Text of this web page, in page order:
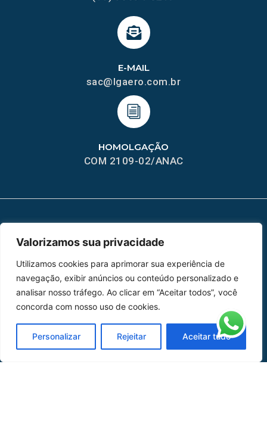
Valorizamos sua privacidade
Utilizamos cookies para aprimorar sua experiência de
navegação, exibir anúncios ou conteúdo personalizado e
analisar nosso tráfego. Ao clicar em “Aceitar todos”, você
concorda com nosso uso de cookies.
Personalizar Rejeitar Aceitar tudo
HOMOLGAÇÃO
COM 2109-02/ANAC
E-MAIL
sac@lgaero.com.br
Peças
Catálogo de Aplicações
Oficina de Mangueiras